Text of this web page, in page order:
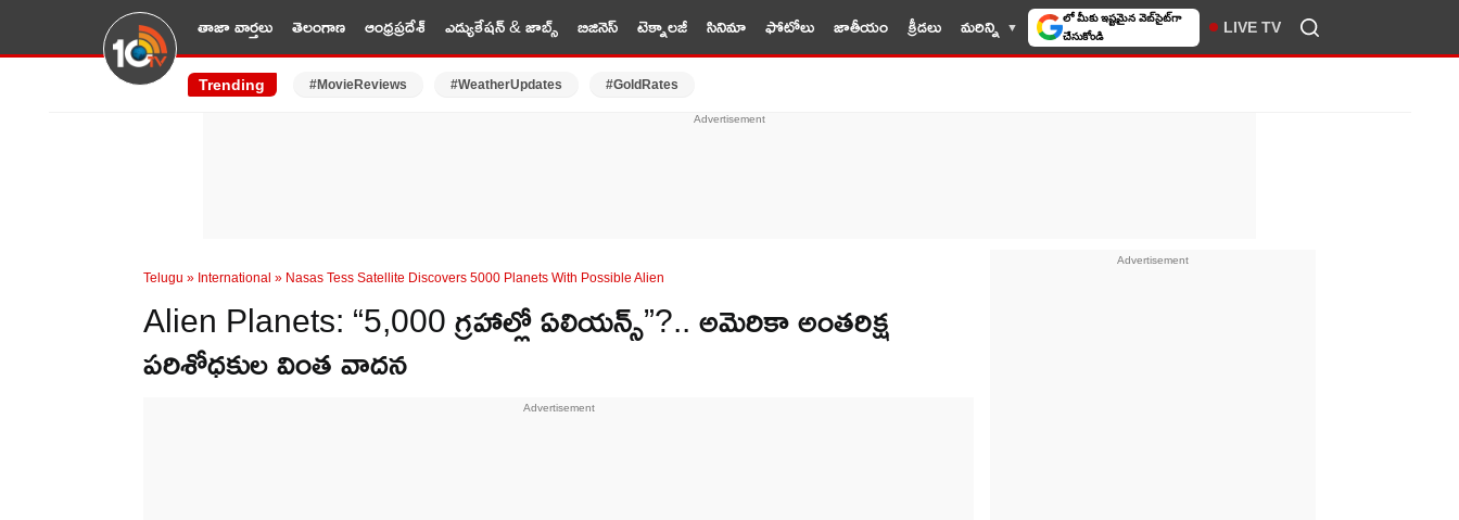
తాజా వార్తలు తెలంగాణ ఆంధ్రప్రదేశ్ ఎడ్యుకేషన్ & జాబ్స్ బిజినెస్ టెక్నాలజీ సినిమా ఫోటోలు జాతీయం క్రీడలు మరిన్ని 10TV సెలెక్ట్ చేసుకోండి LIVE TV
Trending #MovieReviews #WeatherUpdates #GoldRates
Telugu » International » Nasas Tess Satellite Discovers 5000 Planets With Possible Alien
Alien Planets: “5,000 గ్రహాల్లో ఏలియన్స్”?.. అమెరికా అంతరిక్ష
పరిశోధకుల వింత వాదన